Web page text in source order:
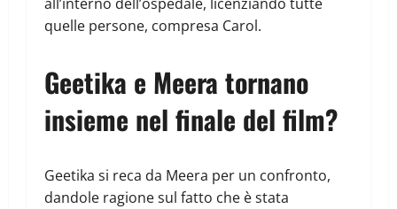
quelle persone, compresa Carol.
Geetika e Meera tornano
insieme nel finale del film?
Geetika si reca da Meera per un confronto,
dandole ragione sul fatto che è stata